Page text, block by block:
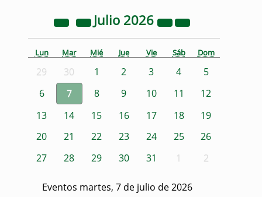
Julio 2026
Lun Mar Mié Jue Vie Sáb Dom
29 30 1 2 3 4
5
6
7 8 9 10 11
12
13
14 15 16 17 18
19
20
21 22 23 24 25
26
27
28 29 30 31 1 2
Eventos martes, 7 de julio de 2026